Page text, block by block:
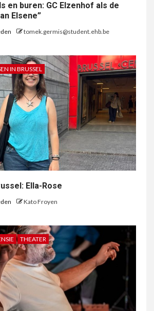
en buren: GC Elzenhof als de
Elsene”
tomek.germis@student.ehb.be
IN BRUSSEL
Ella-Rose
Kato Froyen
THEATER